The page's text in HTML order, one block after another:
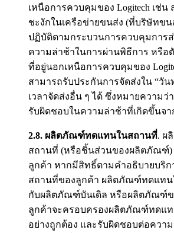
เหนือการควบคุมของ Logitech เช่
ชะงักในเครือข่ายขนส่ง (ที่บริษัทขน
ปฏิบัติตามกระบวนการควบคุมการ
ความล่าช้าในการผ่านพิธีการ หรือ
ที่อยู่นอกเหนือการควบคุมของ
สามารถรับประกันการจัดส่งใน “วัน
เวลาจัดส่งอื่น ๆ ได้ ซึ่งหมายความว่
รับผิดชอบในความล่าช้าที่เกิดขึ้นจ
2.8. ผลิตภัณฑ์ทดแทนในสถานที่. ผ
สถานที่ (หรือชิ้นส่วนของผลิตภัณฑ์)
ลูกค้า หากมีสิทธิ์ตามคำอธิบายบริก
สถานที่ของลูกค้า ผลิตภัณฑ์ทดแทน
กับผลิตภัณฑ์บันเดิล หรือผลิตภัณฑ์
ลูกค้าจะครอบครองผลิตภัณฑ์ทดแท
อย่างถูกต้อง และรับผิดชอบต่อควา